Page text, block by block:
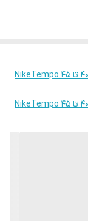
کتونی استوک فوتبال نایک تمپو سایز ۴۰ تا ۴۵ NikeTempo